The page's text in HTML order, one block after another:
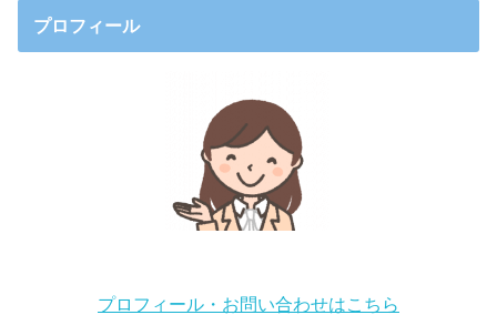
プロフィール
プロフィール・お問い合わせはこちら